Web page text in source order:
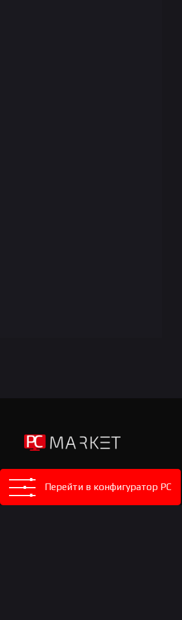
компьютерной техники и
комплектующих
Перейти в конфигуратор PC